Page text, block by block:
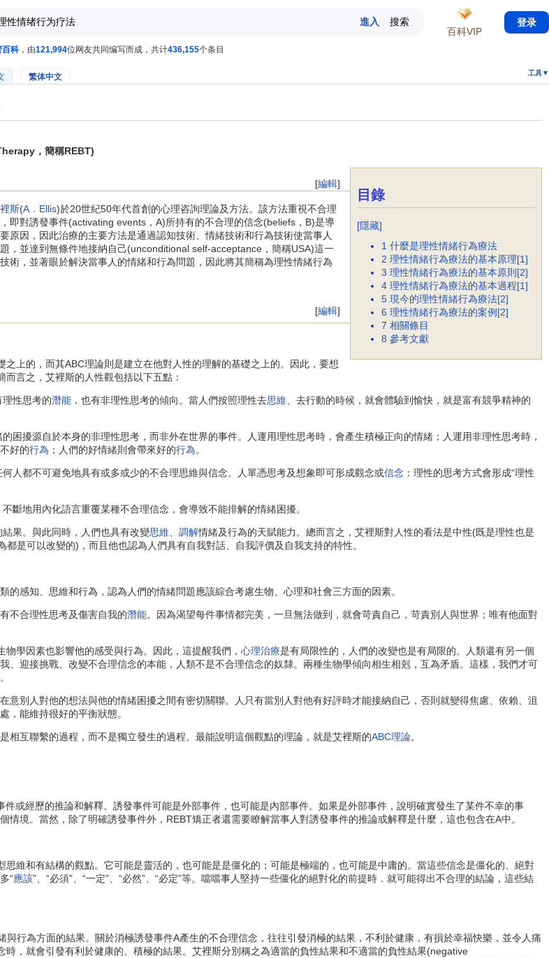
百科 ，由121,994位网友共同编写而成，共计436,155个条目
繁体中文 工具▼
，簡稱REBT)
目錄
[隱藏]
1 什麼是理性情緒行為療法
2 理性情緒行為療法的基本原理[1]
3 理性情緒行為療法的基本原則[2]
4 理性情緒行為療法的基本過程[1]
5 現今的理性情緒行為療法[2]
6 理性情緒行為療法的案例[2]
7 相關條目
8 參考文獻
[編輯]
斯(A．Ellis)於20世紀50年代首創的心理咨詢理論及方法。該方法重視不合理
，即對誘發事件(activating events，A)所持有的不合理的信念(beliefs，B)是導
原因，因此治療的主要方法是通過認知技術、情緒技術和行為技術使當事人
，並達到無條件地接納自己(unconditional self-acceptance，簡稱USA)這一
術，並著眼於解決當事人的情緒和行為問題，因此將其簡稱為理性情緒行為
[編輯]
之上的，而其ABC理論則是建立在他對人性的理解的基礎之上的。因此，要想
言之，艾裡斯的人性觀包括以下五點：
性思考的潛能 ，也有非理性思考的傾向。當人們按照理性去思維 、去行動的時候，就會體驗到愉快，就是富有競爭精神的
擾源自於本身的非理性思考，而非外在世界的事件。人運用理性思考時，會產生積極正向的情緒；人運用非理性思考時，
好的行為 ；人們的好情緒則會帶來好的行為。
何人都不可避免地具有或多或少的不合理思維與信念。人單憑思考及想象即可形成觀念或信念 ：理性的思考方式會形成“理性
地用內化語言重覆某種不合理信念，會導致不能排解的情緒困擾。
果。與此同時，人們也具有改變思維 調解情緒及行為的天賦能力。總而言之，艾裡斯對人性的看法是中性(既是理性也是
是可以改變的)，而且他也認為人們具有自我對話、自我評價及自我支持的特性。
知、思維和行為，認為人們的情緒問題應該綜合考慮生物、心理和社會三方面的因素。
不合理性思考及傷害自我的潛能。因為渴望每件事情都完美，一旦無法做到，就會苛責自己，苛責別人與世界；唯有他面對
學因素也影響他的感受與行為。因此，這提醒我們， 心理治療是有局限性的，人們的改變也是有局限的。人類還有另一個
、迎接挑戰、改變不合理信念的本能，人類不是不合理信念的奴隸。兩種生物學傾向相生相剋，互為矛盾。這樣，我們才可
意別人對他的想法與他的情緒困擾之間有密切關聯。人只有當別人對他有好評時才能接納自己，否則就變得焦慮、依賴、沮
，能維持很好的平衡狀態。
相互聯繫的過程，而不是獨立發生的過程。最能說明這個觀點的理論，就是艾裡斯的ABC理論。
經歷的推論和解釋。誘發事件可能是外部事件，也可能是內部事件。如果是外部事件，說明確實發生了某件不幸的事
情境。當然，除了明確誘發事件外，REBT矯正者還需要瞭解當事人對誘發事件的推論或解釋是什麼，這也包含在A中。
和有結構的觀點。它可能是靈活的，也可能是是僵化的；可能是極端的，也可能是中庸的。當這些信念是僵化的、絕對
“應該”、“必須”、“一定”、“必然”、“必定”等。噹噹事人堅持一些僵化的絕對化的前提時．就可能得出不合理的結論，這些結
為方面的結果。關於消極誘發事件A產生的不合理信念，往往引發消極的結果，不利於健康，有損於幸福快樂，並令人痛
，就會引發有利於健康的、積極的結果。艾裡斯分別稱之為適當的負性結果和不適當的負性結果(negative
百科VIP
登录